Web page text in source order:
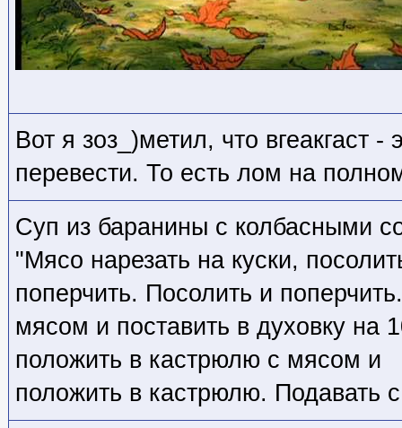
Вот я зоз_)метил, что вгеакгаст
перевести. То есть лом на
Суп из баранины с колбасными
"Мясо нарезать на куски,
поперчить. Посолить и
мясом и поставить в духовку на
положить в кастрюлю с мясом и
положить в кастрюлю. Подавать